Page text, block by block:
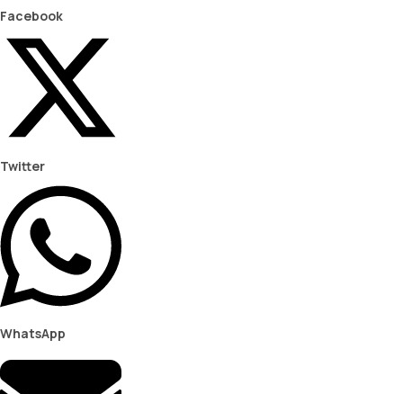
Facebook
Twitter
WhatsApp